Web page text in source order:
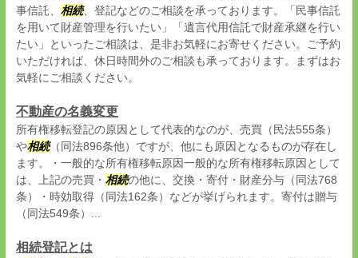
事信託、 相続、登記などのご相談を承っております。「民事信託
を用いて財産管理を行いたい」「遺言代用信託で財産承継を行い
たい」といったご相談は、是非お気軽にお寄せください。ご予約
いただければ、休日時間外のご相談も承っております。まずはお
気軽にご相談ください。
不動産の名義変更
所有権移転登記の原因として代表的なのが、売買（民法555条）
や相続（同法896条他）ですが、他にも原因となるものが存在し
ます。・一般的な所有権移転原因一般的な所有権移転原因として
は、上記の売買・ 相続の他に、交換・寄付・財産分与（同法768
条）・時効取得（同法162条）などが挙げられます。寄付は贈与
（同法549条）...
相続登記とは